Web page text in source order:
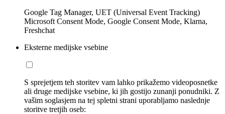
Google Tag Manager, UET (Universal Event Tracking)
Microsoft Consent Mode, Google Consent Mode, Klarna,
Freshchat
Eksterne medijske vsebine
S sprejetjem teh storitev vam lahko prikažemo videoposnetke
ali druge medijske vsebine, ki jih gostijo zunanji ponudniki. Z
vašim soglasjem na tej spletni strani uporabljamo naslednje
storitve tretjih oseb: